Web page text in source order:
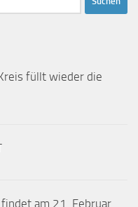
füllt wieder die
am 21. Februar